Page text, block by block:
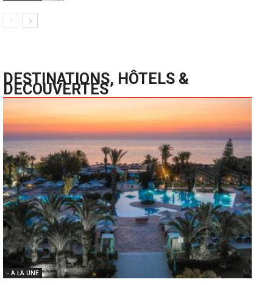
DESTINATIONS, HÔTELS &
DECOUVERTES
- A LA UNE